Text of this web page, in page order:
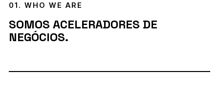
01. WHO WE ARE
SOMOS ACELERADORES DE
NEGÓCIOS.